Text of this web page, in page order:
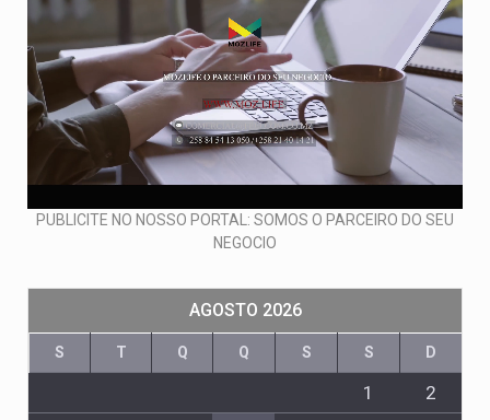
PUBLICITE NO NOSSO PORTAL: SOMOS O PARCEIRO DO SEU
NEGOCIO
AGOSTO 2026
S T Q Q S S D
1
2